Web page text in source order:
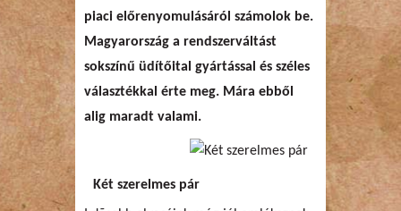
piaci előrenyomulásáról számolok be.
Magyarország a rendszerváltást
sokszínű üdítőital gyártással és széles
választékkal érte meg. Mára ebből
alig maradt valami.
Két szerelmes pár